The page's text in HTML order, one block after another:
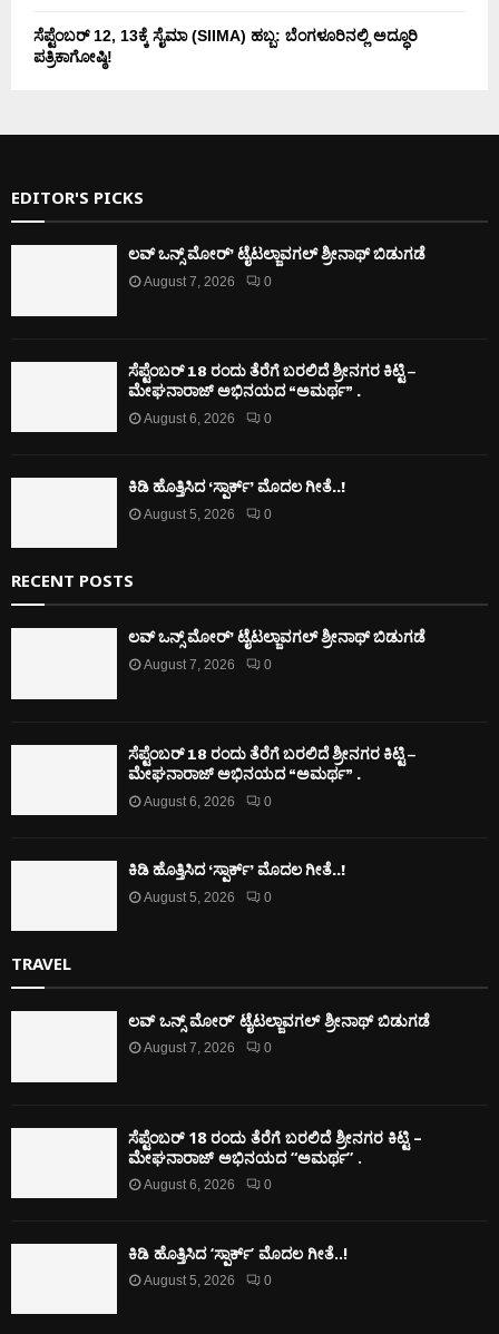
ಸೆಪ್ಟೆಂಬರ್ 12, 13ಕ್ಕೆ ಸೈಮಾ (SIIMA) ಹಬ್ಬ: ಬೆಂಗಳೂರಿನಲ್ಲಿ ಅದ್ಧೂರಿ
ಪತ್ರಿಕಾಗೋಷ್ಠಿ!
EDITOR'S PICKS
ಲವ್ ಒನ್ಸ್ ಮೋರ್’ ಟೈಟಲ್ಜಾವಗಲ್ ಶ್ರೀನಾಥ್ ಬಿಡುಗಡೆ
August 7, 2026 0
ಸೆಪ್ಟೆಂಬರ್ 18 ರಂದು ತೆರೆಗೆ ಬರಲಿದೆ ಶ್ರೀನಗರ ಕಿಟ್ಟಿ –
ಮೇಘನಾರಾಜ್ ಅಭಿನಯದ “ಅಮರ್ಥ” .
August 6, 2026 0
ಕಿಡಿ‌‌ ಹೊತ್ತಿಸಿದ ‘ಸ್ಪಾರ್ಕ್’ ಮೊದಲ‌ ಗೀತೆ..!
August 5, 2026 0
RECENT POSTS
ಲವ್ ಒನ್ಸ್ ಮೋರ್’ ಟೈಟಲ್ಜಾವಗಲ್ ಶ್ರೀನಾಥ್ ಬಿಡುಗಡೆ
August 7, 2026 0
ಸೆಪ್ಟೆಂಬರ್ 18 ರಂದು ತೆರೆಗೆ ಬರಲಿದೆ ಶ್ರೀನಗರ ಕಿಟ್ಟಿ –
ಮೇಘನಾರಾಜ್ ಅಭಿನಯದ “ಅಮರ್ಥ” .
August 6, 2026 0
ಕಿಡಿ‌‌ ಹೊತ್ತಿಸಿದ ‘ಸ್ಪಾರ್ಕ್’ ಮೊದಲ‌ ಗೀತೆ..!
August 5, 2026 0
TRAVEL
ಲವ್ ಒನ್ಸ್ ಮೋರ್’ ಟೈಟಲ್ಜಾವಗಲ್ ಶ್ರೀನಾಥ್ ಬಿಡುಗಡೆ
August 7, 2026 0
ಸೆಪ್ಟೆಂಬರ್ 18 ರಂದು ತೆರೆಗೆ ಬರಲಿದೆ ಶ್ರೀನಗರ ಕಿಟ್ಟಿ –
ಮೇಘನಾರಾಜ್ ಅಭಿನಯದ “ಅಮರ್ಥ” .
August 6, 2026 0
ಕಿಡಿ‌‌ ಹೊತ್ತಿಸಿದ ‘ಸ್ಪಾರ್ಕ್’ ಮೊದಲ‌ ಗೀತೆ..!
August 5, 2026 0